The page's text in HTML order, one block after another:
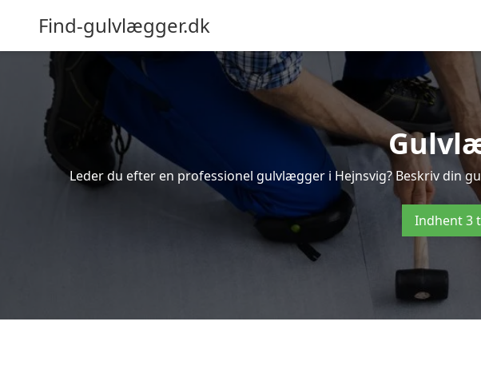
Find-gulvlægger.dk
Leder du efter en professionel gulvlægger i Hejnsvig? Beskriv din
Indhent 3